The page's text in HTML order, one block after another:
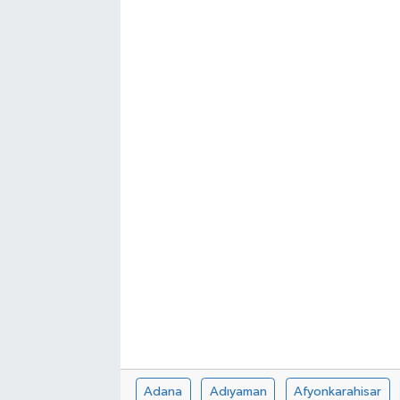
Adana Adıyaman Afyonkarahisar